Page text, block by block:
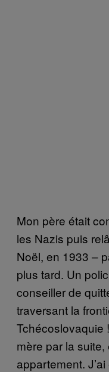
Mon père était
les Nazis puis
Noël, en 1933 –
plus tard. Un
conseiller de
traversant la
Tchécoslovaquie
mère par la
appartement.